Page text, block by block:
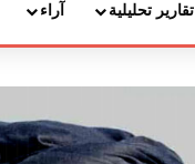
تقارير تحليلية آراء